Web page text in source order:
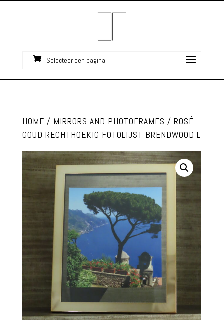
Selecteer een pagina
HOME / MIRRORS AND PHOTOFRAMES / ROSÉ
GOUD RECHTHOEKIG FOTOLIJST BRENDWOOD L